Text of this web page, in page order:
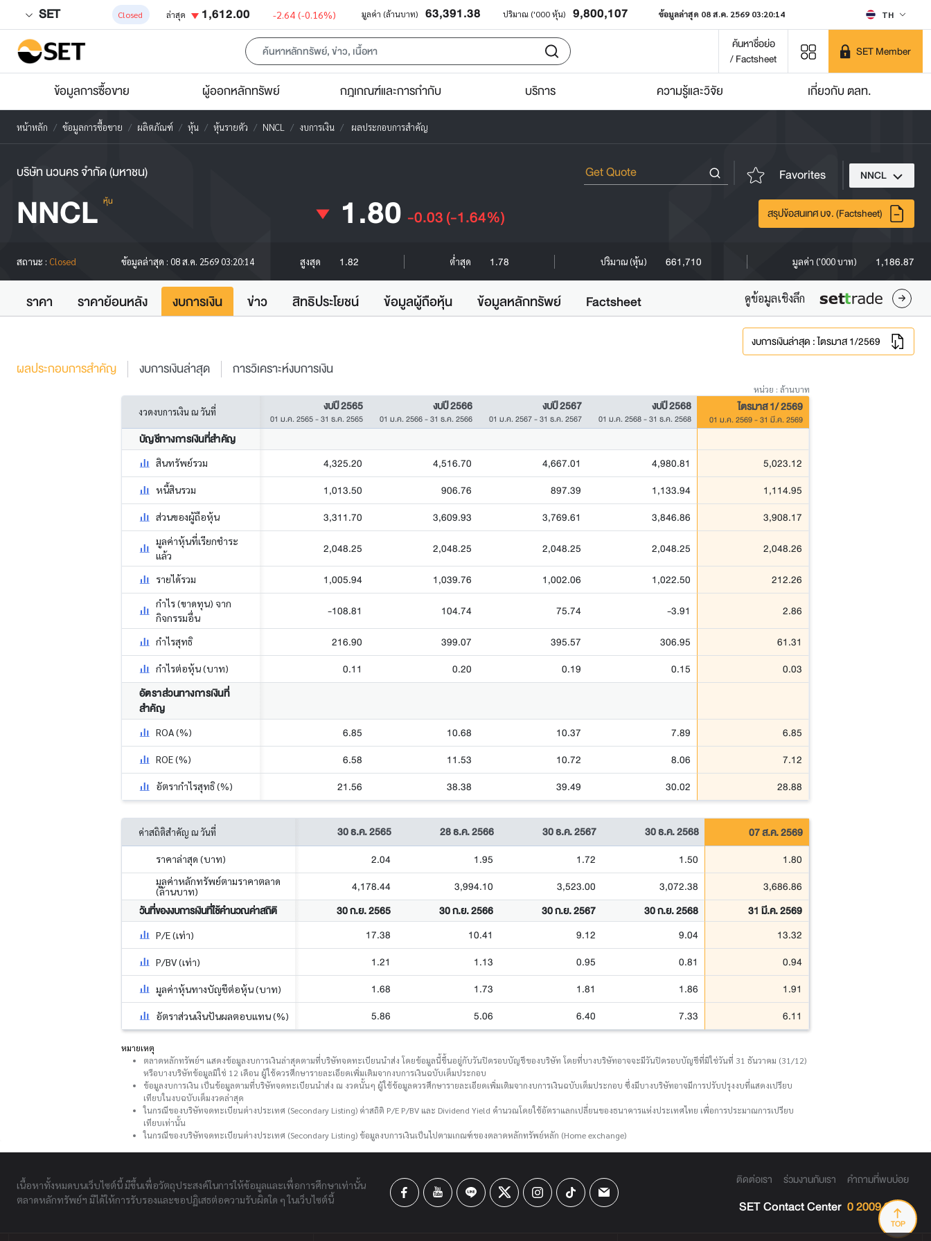
SET Closed ล่าสุด 1,612.00 -2.64 (-0.16%) มูลค่า (ล้านบาท) 63,391.38 ปริมาณ ('000 หุ้น) 9,800,107 ข้อมูลล่าสุด 08 ส.ค. 2569 03:20:14 TH
ค้นหาชื่อย่อ
/ Factsheet
SET Member
ข้อมูลการซื้อขาย ผู้ออกหลักทรัพย์ กฎเกณฑ์และการกำกับ บริการ ความรู้และวิจัย เกี่ยวกับ ตลท.
หน้าหลัก ข้อมูลการซื้อขาย ผลิตภัณฑ์ หุ้น หุ้นรายตัว NNCL งบการเงิน ผลประกอบการสำคัญ
บริษัท นวนคร จำกัด (มหาชน) Favorites NNCL
NNCL หุ้น 1.80 -0.03(-1.64%) สรุปข้อสนเทศ บจ. (Factsheet)
สถานะ : Closed ข้อมูลล่าสุด :08 ส.ค. 2569 03:20:14 สูงสุด 1.82 ต่ำสุด 1.78 ปริมาณ (หุ้น) 661,710 มูลค่า ('000 บาท) 1,186.87
ราคา ราคาย้อนหลัง งบการเงิน ข่าว สิทธิประโยชน์ ข้อมูลผู้ถือหุ้น ข้อมูลหลักทรัพย์ Factsheet ดูข้อมูลเชิงลึก
งบการเงินล่าสุด : ไตรมาส 1/2569
ผลประกอบการสำคัญ งบการเงินล่าสุด การวิเคราะห์งบการเงิน
หน่วย : ล้านบาท
งวดงบการเงิน ณ วันที่ งบปี 2565
01 ม.ค. 2565 - 31 ธ.ค. 2565
งบปี 2566
01 ม.ค. 2566 - 31 ธ.ค. 2566
งบปี 2567
01 ม.ค. 2567 - 31 ธ.ค. 2567
งบปี 2568
01 ม.ค. 2568 - 31 ธ.ค. 2568
ไตรมาส 1/ 2569
01 ม.ค. 2569 - 31 มี.ค. 2569
บัญชีทางการเงินที่สำคัญ
สินทรัพย์รวม 4,325.20 4,516.70 4,667.01 4,980.81 5,023.12
หนี้สินรวม 1,013.50 906.76 897.39 1,133.94 1,114.95
ส่วนของผู้ถือหุ้น 3,311.70 3,609.93 3,769.61 3,846.86 3,908.17
มูลค่าหุ้นที่เรียกชำระ
แล้ว
2,048.25 2,048.25 2,048.25 2,048.25 2,048.26
รายได้รวม 1,005.94 1,039.76 1,002.06 1,022.50 212.26
กำไร (ขาดทุน) จาก
กิจกรรมอื่น
-108.81 104.74 75.74 -3.91 2.86
กำไรสุทธิ 216.90 399.07 395.57 306.95 61.31
กำไรต่อหุ้น (บาท) 0.11 0.20 0.19 0.15
0.03
อัตราส่วนทางการเงินที่
สำคัญ
ROA (%) 6.85 10.68 10.37 7.89 6.85
ROE (%) 6.58 11.53 10.72 8.06 7.12
อัตรากำไรสุทธิ (%) 21.56 38.38 39.49 30.02 28.88
ค่าสถิติสำคัญ ณ วันที่ 30 ธ.ค. 2565 28 ธ.ค. 2566 30 ธ.ค. 2567 30 ธ.ค. 2568 07 ส.ค. 2569
ราคาล่าสุด (บาท) 2.04 1.95 1.72 1.50 1.80
มูลค่าหลักทรัพย์ตามราคาตลาด
(ล้านบาท)
4,178.44 3,994.10 3,523.00 3,072.38
3,686.86
วันที่ของงบการเงินที่ใช้คำนวณค่าสถิติ
30 ก.ย. 2565 30 ก.ย. 2566 30 ก.ย. 2567 30 ก.ย. 2568 31 มี.ค. 2569
P/E (เท่า) 17.38 10.41 9.12 9.04 13.32
P/BV (เท่า) 1.21 1.13 0.95 0.81 0.94
มูลค่าหุ้นทางบัญชีต่อหุ้น (บาท) 1.68 1.73 1.81 1.86 1.91
อัตราส่วนเงินปันผลตอบแทน (%) 5.86 5.06 6.40 7.33 6.11
หมายเหตุ
ตลาดหลักทรัพย์ฯ แสดงข้อมูลงบการเงินล่าสุดตามที่บริษัทจดทะเบียนนำส่ง โดยข้อมูลนี้ขึ้นอยู่กับวันปิดรอบบัญชีของบริษัท โดยที่บางบริษัทอาจจะมีวันปิดรอบบัญชีที่มิใช่วันที่ 31 ธันวาคม (31/12)
หรือบางบริษัทข้อมูลมิใช่ 12 เดือน ผู้ใช้ควรศึกษารายละเอียดเพิ่มเติมจากงบการเงินฉบับเต็มประกอบ
ข้อมูลงบการเงิน เป็นข้อมูลตามที่บริษัทจดทะเบียนนำส่ง ณ งวดนั้นๆ ผู้ใช้ข้อมูลควรศึกษารายละเอียดเพิ่มเติมจากงบการเงินฉบับเต็มประกอบ ซึ่งมีบางบริษัทอาจมีการปรับปรุงงบที่แสดงเปรียบ
เทียบในงบฉบับเต็มงวดล่าสุด
ในกรณีของบริษัทจดทะเบียนต่างประเทศ (Secondary Listing) ค่าสถิติ P/E P/BV และ Dividend Yield คำนวณโดยใช้อัตราแลกเปลี่ยนของธนาคารแห่งประเทศไทย เพื่อการประมาณการเปรียบ
เทียบเท่านั้น
ในกรณีของบริษัทจดทะเบียนต่างประเทศ (Secondary Listing) ข้อมูลงบการเงินเป็นไปตามเกณฑ์ของตลาดหลักทรัพย์หลัก (Home exchange)
TOP
เนื้อหาทั้งหมดบนเว็บไซต์นี้ มีขึ้นเพื่อวัตถุประสงค์ในการให้ข้อมูลและเพื่อการศึกษาเท่านั้น
ตลาดหลักทรัพย์ฯ มิได้ให้การรับรองและขอปฏิเสธต่อความรับผิดใด ๆ ในเว็บไซต์นี้
ติดต่อเรา ร่วมงานกับเรา คำถามที่พบบ่อย
SET Contact Center 0 2009 9999